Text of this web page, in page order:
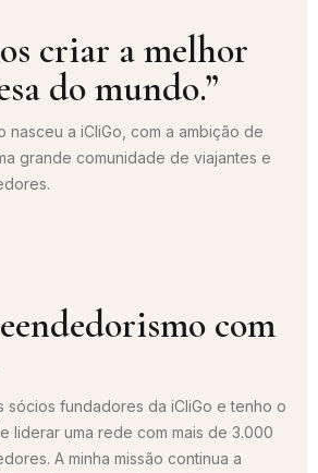
criar a melhor
do mundo.”
nasceu a iCliGo, com a ambição de
grande comunidade de viajantes e
com
sócios fundadores da iCliGo e tenho o
liderar uma rede com mais de 3.000
A minha missão continua a